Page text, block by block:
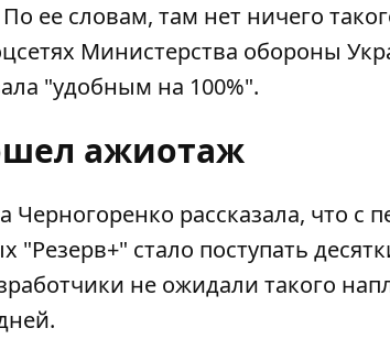
ее словам, там нет ничего
Министерства обороны
"удобным на 100%".
ажиотаж
рассказала, что с
"Резерв+" стало поступать
не ожидали такого